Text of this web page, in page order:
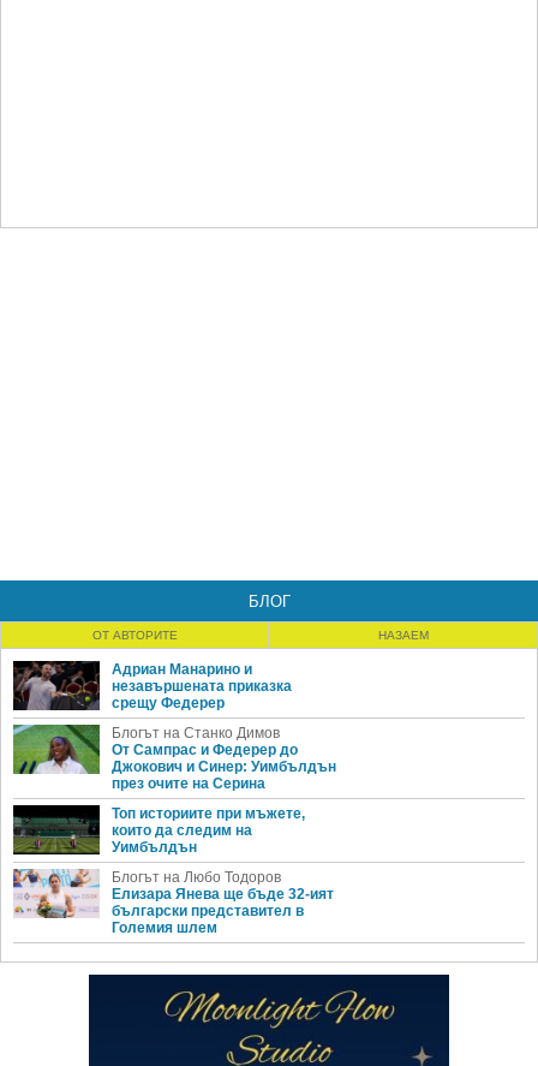
БЛОГ
ОТ АВТОРИТЕ НАЗАЕМ
Адриан Манарино и
незавършената приказка
срещу Федерер
Блогът на Станко Димов
От Сампрас и Федерер до
Джокович и Синер: Уимбълдън
през очите на Серина
Топ историите при мъжете,
които да следим на
Уимбълдън
Блогът на Любо Тодоров
Елизара Янева ще бъде 32-ият
български представител в
Големия шлем